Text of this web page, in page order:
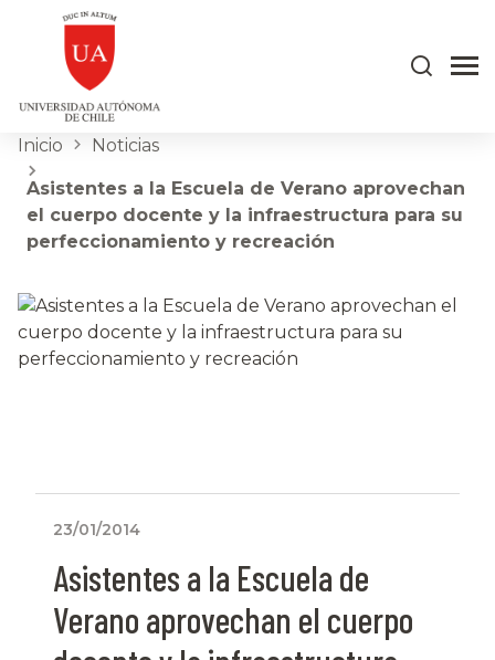
Inicio Noticias
Asistentes a la Escuela de Verano aprovechan
el cuerpo docente y la infraestructura para su
perfeccionamiento y recreación
23/01/2014
Asistentes a la Escuela de
Verano aprovechan el cuerpo